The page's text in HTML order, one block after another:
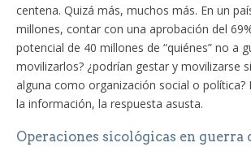
centena. Quizá más, muchos más. En un
millones, contar con una aprobación del
potencial de 40 millones de “quiénes” no a
movilizarlos? ¿podrían gestar y movilizarse
alguna como organización social o política?
la información, la respuesta asusta.
Operaciones sicológicas en guerra